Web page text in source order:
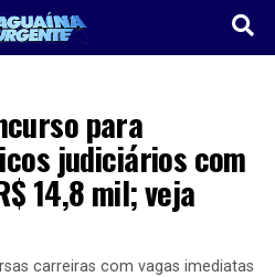
para
judiciários com
14,8 mil; veja
carreiras com vagas imediatas